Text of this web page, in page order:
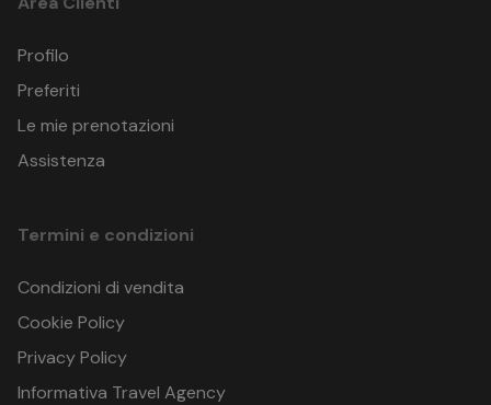
Profilo
Preferiti
Le mie prenotazioni
Assistenza
Termini e condizioni
Condizioni di vendita
Cookie Policy
Privacy Policy
Informativa Travel Agency